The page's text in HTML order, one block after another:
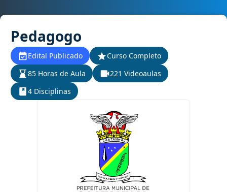
Pedagogo
Edital Publicado
Curso Completo
85 Horas de Aula
221 Videoaulas
4 Disciplinas